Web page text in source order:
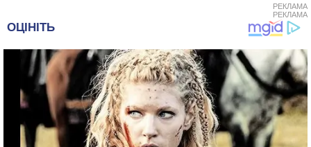
РЕКЛАМА
РЕКЛАМА